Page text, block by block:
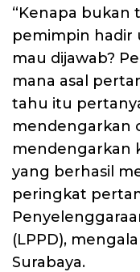
“Kenapa bukan
pemimpin hadir
mau dijawab?
mana asal
tahu itu
mendengarkan
mendengarkan
yang berhasil
peringkat
(LPPD),
Surabaya.